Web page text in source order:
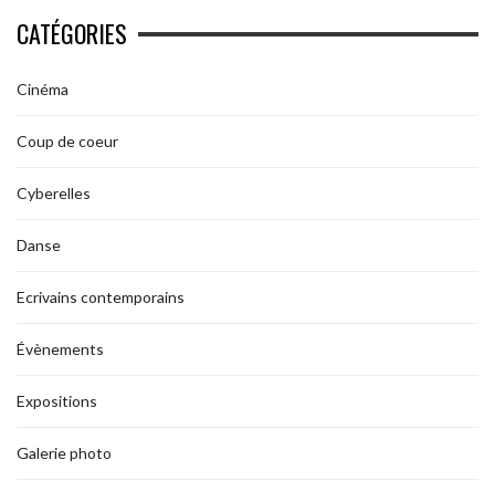
CATÉGORIES
Cinéma
Coup de coeur
Cyberelles
Danse
Ecrivains contemporains
Évènements
Expositions
Galerie photo